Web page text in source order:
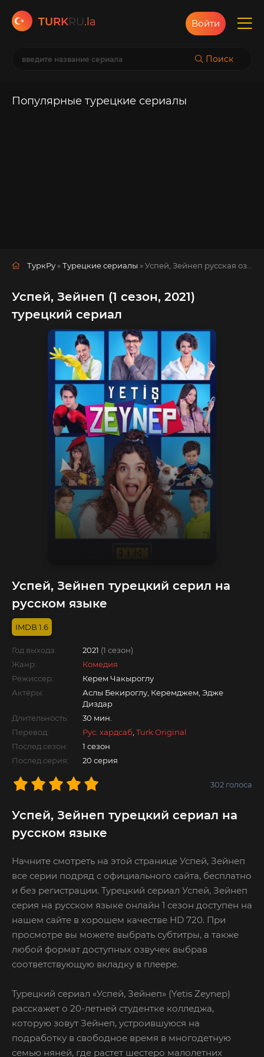
TURKRU.la
Поиск
Войти
Популярные турецкие сериалы
ТуркРу »Турецкие сериалы » Успей, Зейнеп русская озвучка смотреть полностью онлайн!
Успей, Зейнеп (1 сезон, 2021)
турецкий сериал
Успей, Зейнеп турецкий серил на
русском языке
1.6
Год выхода: 2021 (1 сезон)
Жанр:
Комедия
Режиссер:
Керем Чакыроглу
Актёры:
Аслы Бекироглу, Керемджем, Эдже
Диздар
Длительность:
30 мин.
Перевод:
Рус. хардсаб Turk.Original
Послед.сезон:
1 сезон
Послед.серия:
20 серия
302 голоса
Успей, Зейнеп турецкий сериал на
русском языке
Начните смотреть на этой странице Успей, Зейнеп
все серии подряд с официального сайта, бесплатно
и без регистрации. Турецкий сериал Успей, Зейнеп
серия на русском языке онлайн 1 сезон доступен на
нашем сайте в хорошем качестве HD 720. При
просмотре вы можете выбрать субтитры, а также
любой формат доступных озвучек выбрав
соответствующую вкладку в плеере.
Турецкий сериал «Успей, Зейнеп» (Yetis Zeynep)
расскажет о 20-летней студентке колледжа,
которую зовут Зейнеп, устроившуюся на
подработку в свободное время в многодетную
семью няней, где растет шестеро малолетних